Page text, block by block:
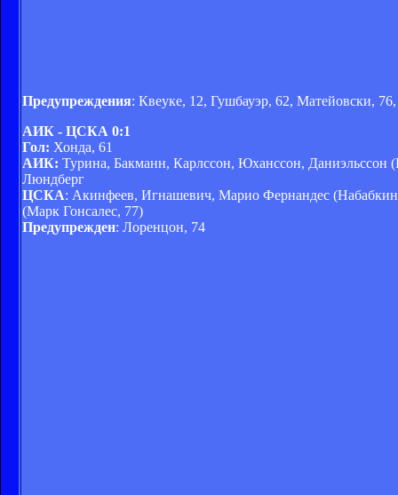
Предупреждения: Квеуке, 12, Гушбауэр, 62, Матейовски,
АИК - ЦСКА 0:1
Гол: Хонда, 61
АИК: Турина, Бакманн, Карлссон, Юханссон,
Люндберг
ЦСКА: Акинфеев, Игнашевич, Марио Фернандес
(Марк Гонсалес, 77)
Предупрежден: Лоренцон, 74